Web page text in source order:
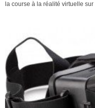
la course à la réalité virtuelle